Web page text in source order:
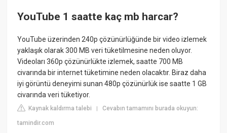
YouTube 1 saatte kaç mb harcar?
YouTube üzerinden 240p çözünürlüğünde bir video izlemek
yaklaşık olarak 300 MB veri tüketilmesine neden oluyor.
Videoları 360p çözünürlükte izlemek, saatte 700 MB
civarında bir internet tüketimine neden olacaktır. Biraz daha
iyi görüntü deneyimi sunan 480p çözünürlük ise saatte 1 GB
civarında veri tüketiyor.
Kaynak kaldırma talebi |Cevabın tamamını burada okuyun:
tamindir.com